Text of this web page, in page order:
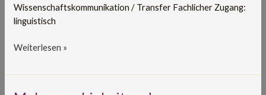
Wissenschaftskommunikation / Transfer Fachlicher Zugang:
linguistisch
Weiterlesen »